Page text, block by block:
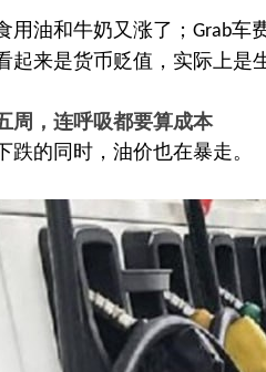
用油和牛奶又涨了； Grab车
起来是货币贬值，实际上是
周，连呼吸都要算成本
跌的同时，油价也在暴走。